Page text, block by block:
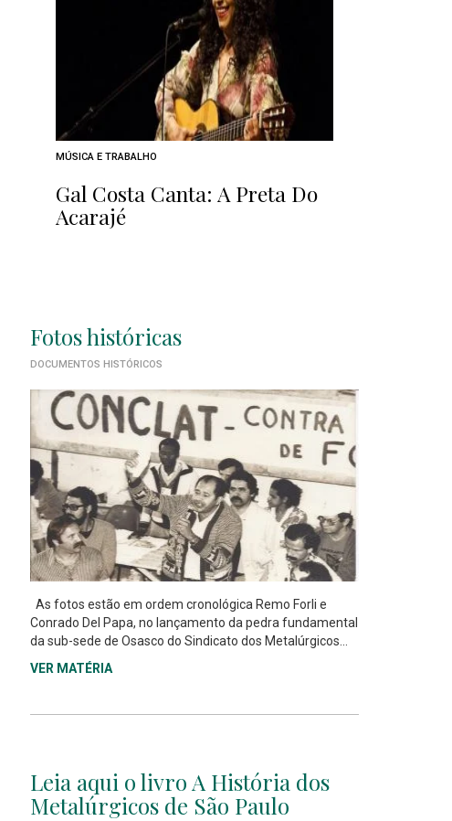
MÚSICA E TRABALHO
Gal Costa Canta: A Preta Do
Acarajé
Fotos históricas
DOCUMENTOS HISTÓRICOS
As fotos estão em ordem cronológica Remo Forli e
Conrado Del Papa, no lançamento da pedra fundamental
da sub-sede de Osasco do Sindicato dos Metalúrgicos...
VER MATÉRIA
Leia aqui o livro A História dos
Metalúrgicos de São Paulo